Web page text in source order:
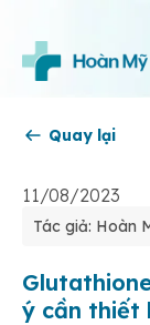
Quay lại
11/08/2023
Tác giả: Hoàn
ý cần thiết